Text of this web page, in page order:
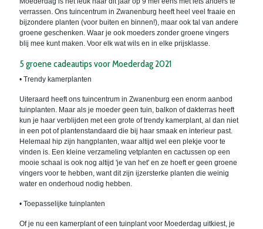
verrassen. Ons tuincentrum in Zwanenburg heeft heel veel fraaie en
bijzondere planten (voor buiten en binnen!), maar ook tal van andere
groene geschenken. Waar je ook moeders zonder groene vingers
blij mee kunt maken. Voor elk wat wils en in elke prijsklasse.
5 groene cadeautips voor Moederdag 2021
• Trendy kamerplanten
Uiteraard heeft ons tuincentrum in Zwanenburg een enorm aanbod
tuinplanten. Maar als je moeder geen tuin, balkon of dakterras heeft
kun je haar verblijden met een grote of trendy kamerplant, al dan niet
in een pot of plantenstandaard die bij haar smaak en interieur past.
Helemaal hip zijn hangplanten, waar altijd wel een plekje voor te
vinden is. Een kleine verzameling vetplanten en cactussen op een
mooie schaal is ook nog altijd 'je van het' en ze hoeft er geen groene
vingers voor te hebben, want dit zijn ijzersterke planten die weinig
water en onderhoud nodig hebben.
• Toepasselijke tuinplanten
Of je nu een kamerplant of een tuinplant voor Moederdag uitkiest, je